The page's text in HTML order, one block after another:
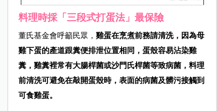
料理時採「三段式打蛋法」最保險
董氏基金會呼籲民眾， 雞蛋在烹煮前務請清洗，因為母
雞下蛋的產道跟糞便排泄位置相同，蛋殼容易沾染雞
糞，雞糞裡常有大腸桿菌或沙門氏桿菌等致病菌，料理
前清洗可避免在敲開蛋殼時，表面的病菌及髒污接觸到
可食雞蛋。